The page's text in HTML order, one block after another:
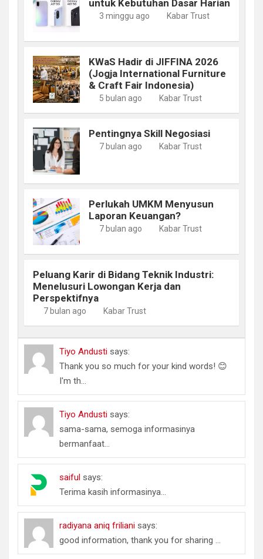
untuk Kebutuhan Dasar Harian
3 minggu ago Kabar Trust
KWaS Hadir di JIFFINA 2026
(Jogja International Furniture
& Craft Fair Indonesia)
5 bulan ago Kabar Trust
Pentingnya Skill Negosiasi
7 bulan ago Kabar Trust
Perlukah UMKM Menyusun
Laporan Keuangan?
7 bulan ago Kabar Trust
Peluang Karir di Bidang Teknik Industri:
Menelusuri Lowongan Kerja dan
Perspektifnya
7 bulan ago Kabar Trust
Tiyo Andusti says:
Thank you so much for your kind words! 😊
I'm th...
Tiyo Andusti says:
sama-sama, semoga informasinya
bermanfaat...
saiful says:
Terima kasih informasinya...
radiyana aniq friliani says:
good information, thank you for sharing ...